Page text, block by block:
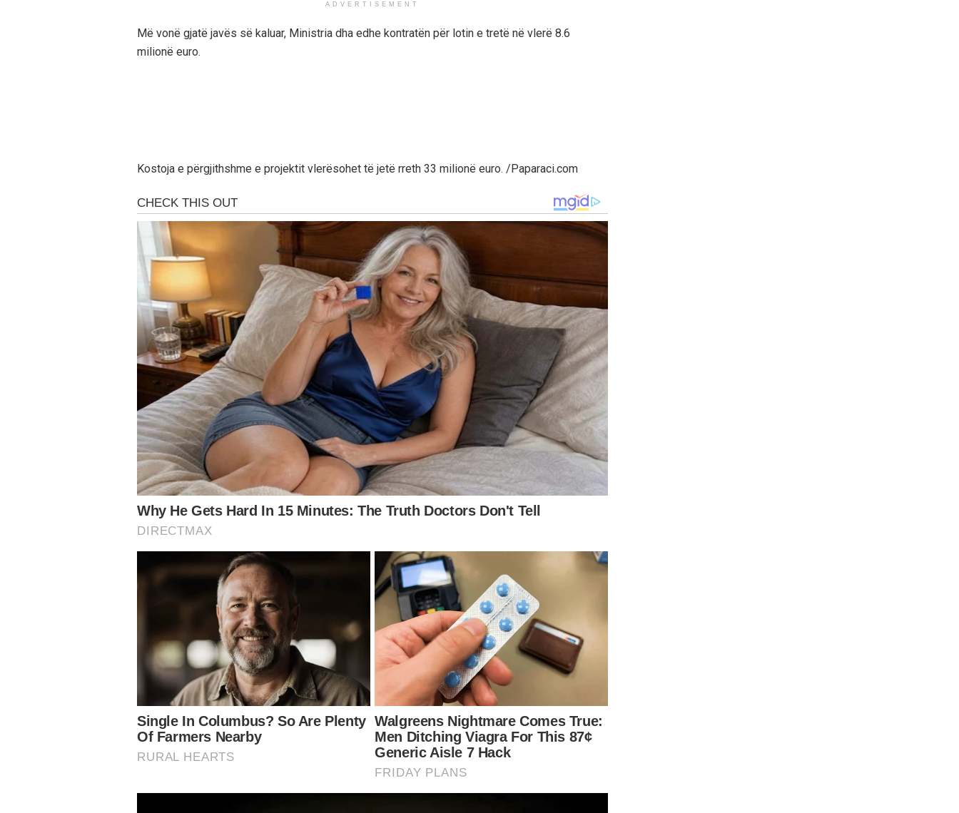
ADVERTISEMENT
Më vonë gjatë javës së kaluar, Ministria dha edhe kontratën për lotin e tretë në vlerë 8.6
milionë euro.
Kostoja e përgjithshme e projektit vlerësohet të jetë rreth 33 milionë euro. /Paparaci.com